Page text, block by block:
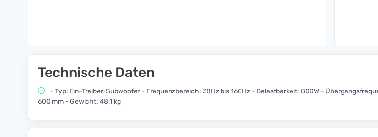
Technische Daten
- Typ: Ein-Treiber-Subwoofer - Frequenzbereich: 38Hz bis 160Hz - Belastbarkeit: 800W -
600 mm - Gewicht: 48,1 kg